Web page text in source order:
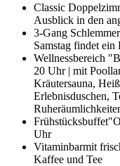
Classic
Ausblick in den
3-Gang
Samstag findet ein
Wellnessbereich
20 Uhr | mit
Kräutersauna,
Erlebnisduschen,
Frühstücksbuffet
Uhr
Vitaminbarmit
Kaffee und Tee